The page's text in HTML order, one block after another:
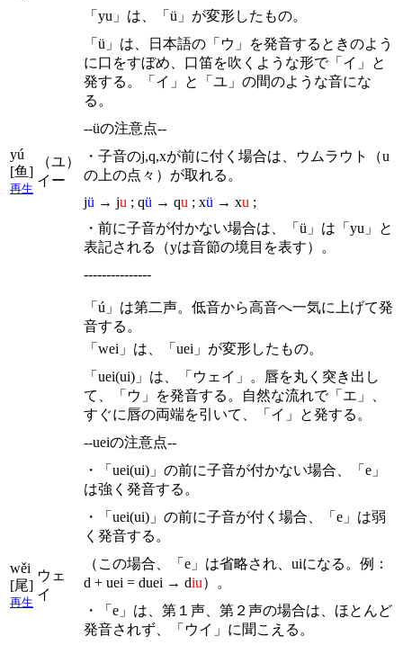
yú
[鱼]
再生
（ユ）
イー
「yu」は、「ü」が変形したもの。
「ü」は、日本語の「ウ」を発音するときのよう
に口をすぼめ、口笛を吹くような形で「イ」と
発する。「イ」と「ユ」の間のような音にな
る。
--üの注意点--
・子音のj,q,xが前に付く場合は、ウムラウト（u
の上の点々）が取れる。
jü → ju ; qü → qu ; xü → xu ;
・前に子音が付かない場合は、「ü」は「yu」と
表記される（yは音節の境目を表す）。
---------------
「ú」は第二声。低音から高音へ一気に上げて発
音する。
wěi
[尾]
再生
ウェ
イ
「wei」は、「uei」が変形したもの。
「uei(ui)」は、「ウェイ」。唇を丸く突き出し
て、「ウ」を発音する。自然な流れで「エ」、
すぐに唇の両端を引いて、「イ」と発する。
--ueiの注意点--
・「uei(ui)」の前に子音が付かない場合、「e」
は強く発音する。
・「uei(ui)」の前に子音が付く場合、「e」は弱
く発音する。
（この場合、「e」は省略され、uiになる。例：
d + uei = duei → diu）。
・「e」は、第１声、第２声の場合は、ほとんど
発音されず、「ウイ」に聞こえる。